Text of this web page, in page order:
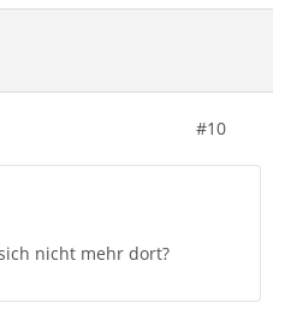
#10
nicht mehr dort?